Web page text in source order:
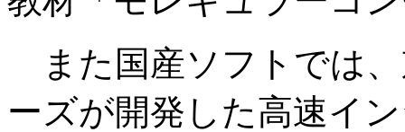
また国産ソフトでは
ーズが開発した高速イ